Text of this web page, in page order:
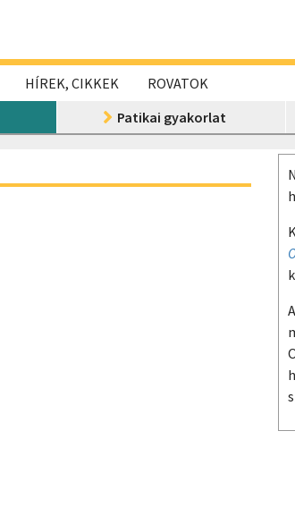
HÍREK, CIKKEK
ROVATOK
Patikai gyakorlat